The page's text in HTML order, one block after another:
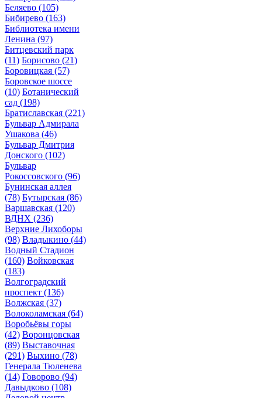
Беляево (105)
Бибирево (163)
Библиотека имени
Ленина (97)
Битцевский парк
(11) Борисово (21)
Боровицкая (57)
Боровское шоссе
(10) Ботанический
сад (198)
Братиславская (221)
Бульвар Адмирала
Ушакова (46)
Бульвар Дмитрия
Донского (102)
Бульвар
Рокоссовского (96)
Бунинская аллея
(78) Бутырская (86)
Варшавская (120)
ВДНХ (236)
Верхние Лихоборы
(98) Владыкино (44)
Водный Стадион
(160) Войковская
(183)
Волгоградский
проспект (136)
Волжская (37)
Волоколамская (64)
Воробьёвы горы
(42) Воронцовская
(89) Выставочная
(291) Выхино (78)
Генерала Тюленева
(14) Говорово (94)
Давыдково (108)